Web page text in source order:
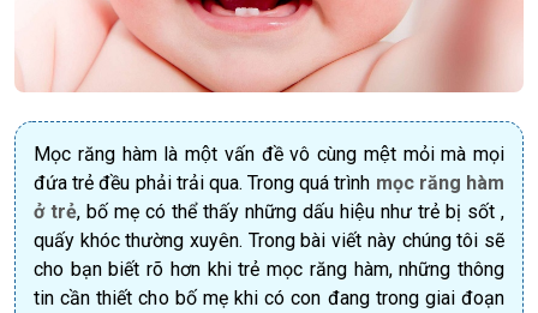
Mọc răng hàm là một vấn đề vô cùng mệt mỏi mà mọi
đứa trẻ đều phải trải qua. Trong quá trình mọc răng hàm
ở trẻ, bố mẹ có thể thấy những dấu hiệu như trẻ bị sốt ,
quấy khóc thường xuyên. Trong bài viết này chúng tôi sẽ
cho bạn biết rõ hơn khi trẻ mọc răng hàm, những thông
tin cần thiết cho bố mẹ khi có con đang trong giai đoạn